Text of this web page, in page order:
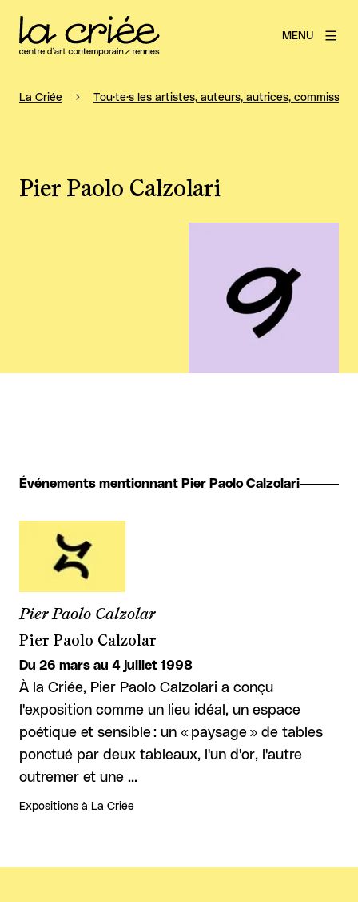
MENU
La Criée Tou·te·s les artistes, auteurs, autrices,
Pier Paolo Calzolari
Événements mentionnant Pier Paolo Calzolari
Pier Paolo Calzolar
Pier Paolo Calzolar
Du 26 mars au 4 juillet 1998
À la Criée, Pier Paolo Calzolari a conçu
l'exposition comme un lieu idéal, un espace
poétique et sensible : un « paysage » de tables
ponctué par deux tableaux, l'un d'or, l'autre
outremer et une …
Expositions à La Criée